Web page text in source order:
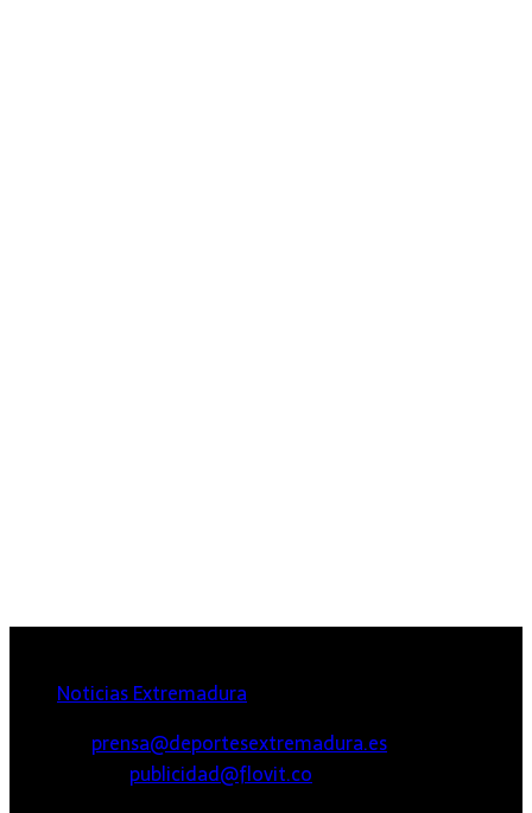
Noticias Extremadura
prensa@deportesextremadura.es
publicidad@flovit.co